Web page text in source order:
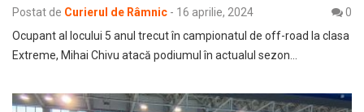
Postat de Curierul de Râmnic - 16 aprilie, 2024
0
Ocupant al locului 5 anul trecut în campionatul de off-road la clasa
Extreme, Mihai Chivu atacă podiumul în actualul sezon…